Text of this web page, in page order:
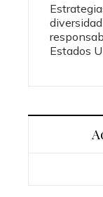
Estados